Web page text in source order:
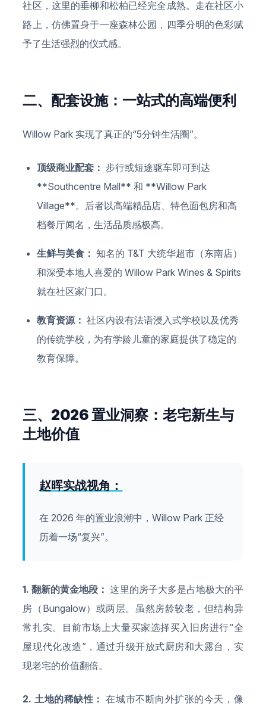
社区，这里的垂柳和松柏已经完全成熟。走在社区小
路上，仿佛置身于一座森林公园，四季分明的色彩赋
予了生活强烈的仪式感。
二、配套设施：一站式的高端便利
Willow Park 实现了真正的“5分钟生活圈”。
顶级商业配套： 步行或短途驱车即可到达
**Southcentre Mall** 和 **Willow Park
Village**。后者以高端精品店、特色面包房和高
档餐厅闻名，生活品质感极高。
生鲜与美食： 知名的 T&T 大统华超市（东南店）
和深受本地人喜爱的 Willow Park Wines & Spirits
就在社区家门口。
教育资源： 社区内设有法语浸入式学校以及优秀
的传统学校，为有学龄儿童的家庭提供了稳定的
教育保障。
三、2026 置业洞察：老宅新生与
土地价值
赵晖实战视角：
在 2026 年的置业浪潮中，Willow Park 正经
历着一场“复兴”。
1. 翻新的黄金地段： 这里的房子大多是占地极大的平
房（Bungalow）或两层。虽然房龄较老，但结构异
常扎实。目前市场上大量买家选择买入旧房进行“全
屋现代化改造”，通过升级开放式厨房和大露台，实
现老宅的价值翻倍。
2. 土地的稀缺性： 在城市不断向外扩张的今天，像